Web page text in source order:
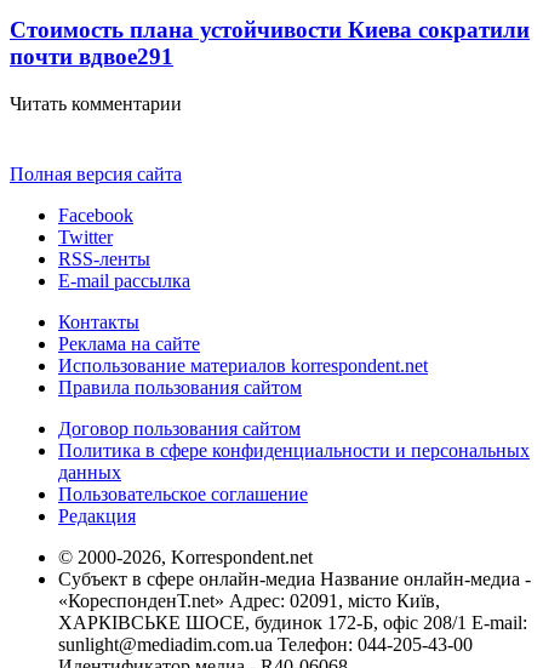
Стоимость плана устойчивости Киева сократили
почти вдвое291
Читать комментарии
Полная версия сайта
Facebook
Twitter
RSS-ленты
E-mail рассылка
Контакты
Реклама на сайте
Использование материалов korrespondent.net
Правила пользования сайтом
Договор пользования сайтом
Политика в сфере конфиденциальности и персональных
данных
Пользовательское соглашение
Редакция
© 2000-2026, Korrespondent.net
Субъект в сфере онлайн-медиа Название онлайн-медиа -
«КореспонденТ.net» Адрес: 02091, місто Київ,
ХАРКІВСЬКЕ ШОСЕ, будинок 172-Б, офіс 208/1 E-mail:
sunlight@mediadim.com.ua Телефон: 044-205-43-00